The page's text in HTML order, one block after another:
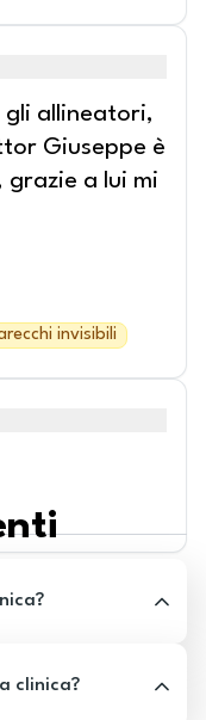
gli allineatori,
Giuseppe è
a lui mi
invisibili
clinica?